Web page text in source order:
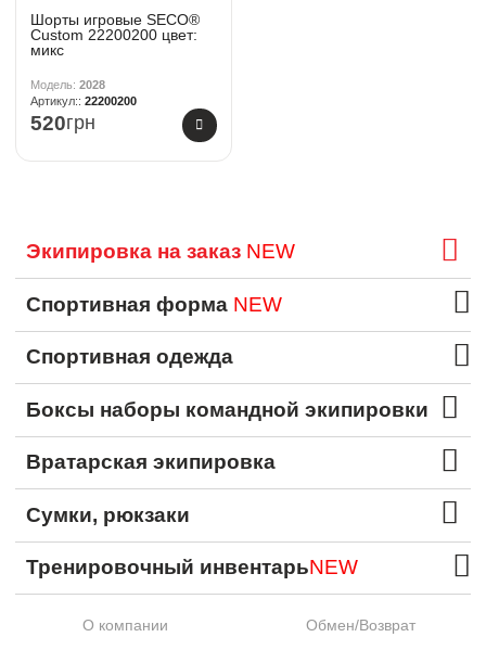
Шорты игровые SECO®
Custom 22200200 цвет:
микс
2028
22200200
520грн
Экипировка на заказ NEW
Спортивная форма NEW
Спортивная одежда
Боксы наборы командной экипировки
Вратарская экипировка
Сумки, рюкзаки
Тренировочный инвентарьNEW
О компании
Обмен/Возврат